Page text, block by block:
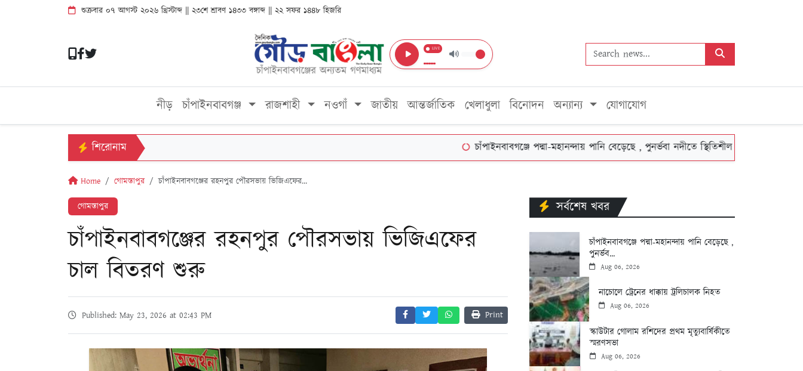
শুক্রবার ০৭ আগস্ট ২০২৬ খ্রিস্টাব্দ || ২৩শে শ্রাবণ ১৪৩৩ বঙ্গাব্দ || ২২ সফর ১৪৪৮ হিজরি
LIVE
নীড় চাঁপাইনবাবগঞ্জ রাজশাহী নওগাঁ জাতীয় আন্তর্জাতিক খেলাধুলা বিনোদন অন্যান্য যোগাযোগ
শিরোনাম চাঁপাইনবাবগঞ্জে পদ্মা-মহানন্দায় পানি বেড়েছে , পুনর্ভবা নদীতে স্থিতিশীল
Home গোমস্তাপুর চাঁপাইনবাবগঞ্জের রহনপুর পৌরসভায় ভিজিএফের...
গোমস্তাপুর
চাঁপাইনবাবগঞ্জের রহনপুর পৌরসভায় ভিজিএফের
চাল বিতরণ শুরু
Published: May 23, 2026 at 02:43 PM Print
সর্বশেষ খবর
চাঁপাইনবাবগঞ্জে পদ্মা-মহানন্দায় পানি বেড়েছে ,
পুনর্ভব...
Aug 06, 2026
নাচোলে ট্রেনের ধাক্কায় ট্রলিচালক নিহত
Aug 06, 2026
স্কাউটার গোলাম রশিদের প্রথম মৃত্যুবার্ষিকীতে
স্মরণসভা
Aug 06, 2026